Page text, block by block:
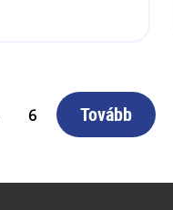
6 Tovább